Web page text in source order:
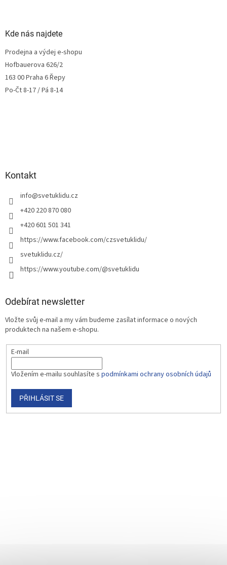
Kde nás najdete
Prodejna a výdej e-shopu
Hofbauerova 626/2
163 00 Praha 6 Řepy
Po-Čt 8-17 / Pá 8-14
Kontakt
info@svetuklidu.cz
+420 220 870 080
+420 601 501 341
https://www.facebook.com/czsvetuklidu/
svetuklidu.cz/
https://www.youtube.com/@svetuklidu
Odebírat newsletter
Vložte svůj e-mail a my vám budeme zasílat informace o nových
produktech na našem e-shopu.
E-mail
Vložením e-mailu souhlasíte s podmínkami ochrany osobních údajů
PŘIHLÁSIT SE